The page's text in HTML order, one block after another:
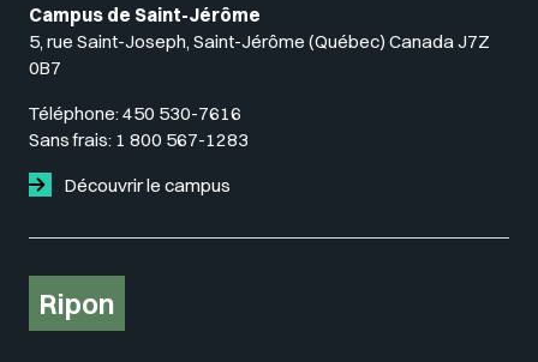
Campus de Saint-Jérôme
5, rue Saint-Joseph, Saint-Jérôme (Québec) Canada J7Z
0B7
Téléphone: 450 530-7616
Sans frais: 1 800 567-1283
Découvrir le campus
Ripon